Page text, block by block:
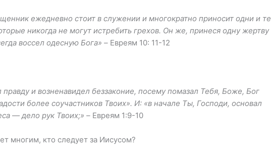
ежедневно стоит в служении и многократно приносит одни и те
никогда не могут истребить грехов. Он же, принеся одну жертву
воссел одесную Бога» – Евреям 10: 11-12
и возненавидел беззаконие, посему помазал Тебя, Боже, Бог
более соучастников Твоих». И: «в начале Ты, Господи, основал
— дело рук Твоих;» – Евреям 1:9-10
многим, кто следует за Иисусом?